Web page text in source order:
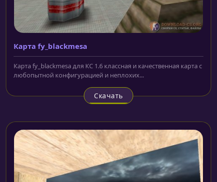
Карта fy_blackmesa
Карта fy_blackmesa для КС 1.6 классная и качественная карта с
любопытной конфигурацией и неплохих...
Скачать